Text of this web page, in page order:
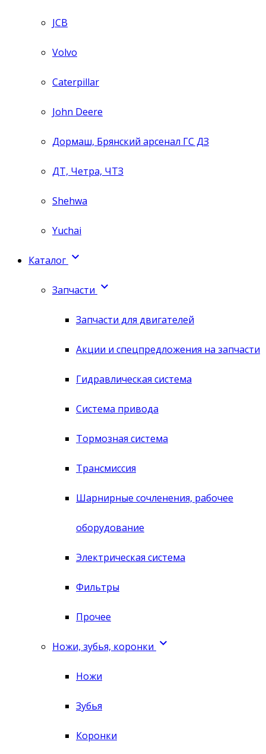
JCB
Volvo
Caterpillar
John Deere
Дормаш, Брянский арсенал ГС ДЗ
ДТ, Четра, ЧТЗ
Shehwa
Yuchai
Каталог 
Запчасти 
Запчасти для двигателей
Акции и спецпредложения на запчасти
Гидравлическая система
Система привода
Тормозная система
Трансмиссия
Шарнирные сочленения, рабочее
оборудование
Электрическая система
Фильтры
Прочее
Ножи, зубья, коронки 
Ножи
Зубья
Коронки